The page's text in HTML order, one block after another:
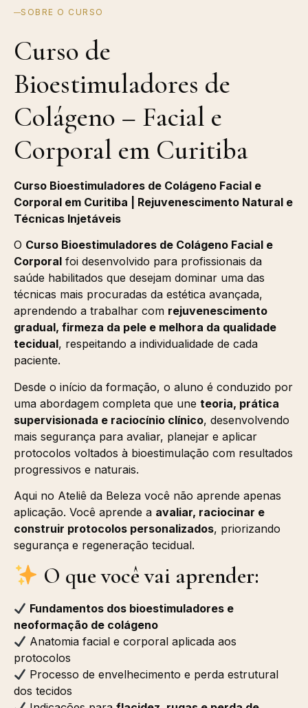
SOBRE O CURSO
Curso de
Bioestimuladores de
Colágeno – Facial e
Corporal em Curitiba
Curso Bioestimuladores de Colágeno Facial e
Corporal em Curitiba | Rejuvenescimento Natural e
Técnicas Injetáveis
O Curso Bioestimuladores de Colágeno Facial e
Corporal foi desenvolvido para profissionais da
saúde habilitados que desejam dominar uma das
técnicas mais procuradas da estética avançada,
aprendendo a trabalhar com rejuvenescimento
gradual, firmeza da pele e melhora da qualidade
tecidual, respeitando a individualidade de cada
paciente.
Desde o início da formação, o aluno é conduzido por
uma abordagem completa que une teoria, prática
supervisionada e raciocínio clínico, desenvolvendo
mais segurança para avaliar, planejar e aplicar
protocolos voltados à bioestimulação com resultados
progressivos e naturais.
Aqui no Ateliê da Beleza você não aprende apenas
aplicação. Você aprende a avaliar, raciocinar e
construir protocolos personalizados, priorizando
segurança e regeneração tecidual.
O que você vai aprender:
Fundamentos dos bioestimuladores e
neoformação de colágeno
Anatomia facial e corporal aplicada aos
protocolos
Processo de envelhecimento e perda estrutural
dos tecidos